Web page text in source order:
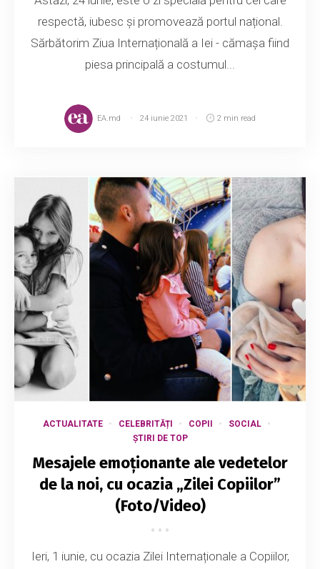
respectă, iubesc și promovează portul național.
Sărbătorim Ziua Internațională a Iei - cămașa fiind
piesa principală a costumul...
EA.md 24 iunie 2021 2 min read
ACTUALITATE CELEBRITĂȚI COPII
SOCIAL
ȘTIRI DE TOP
Mesajele emoționante ale vedetelor
de la noi, cu ocazia „Zilei Copiilor”
(Foto/Video)
Ieri, 1 iunie, cu ocazia Zilei Internaționale a Copiilor,